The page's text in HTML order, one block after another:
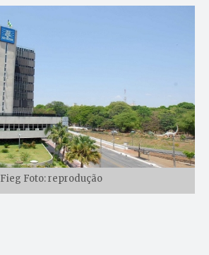
Fieg Foto: reprodução